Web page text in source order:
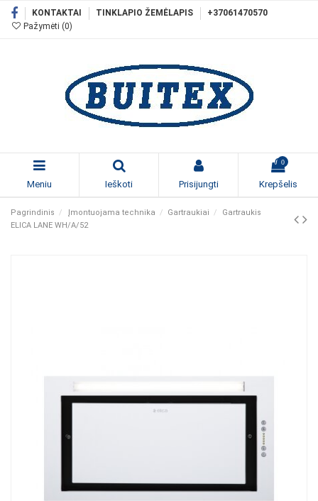
KONTAKTAI TINKLAPIO ŽEMĖLAPIS
+37061470570
Pažymėti (0)
Meniu Ieškoti Prisijungti
0
Krepšelis
Pagrindinis Įmontuojama technika Gartraukiai
Gartraukis
ELICA LANE WH/A/52